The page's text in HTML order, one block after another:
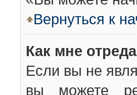
Вернуться к
Как мне
Если вы не
вы можете